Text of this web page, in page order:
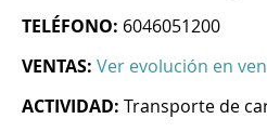
TELÉFONO: 6046051200
VENTAS: Ver evolución en
ACTIVIDAD: Transporte de